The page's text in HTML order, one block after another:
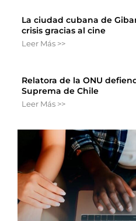
La ciudad cubana de
crisis gracias al cine
Leer Más >>
Relatora de la ONU
Suprema de Chile
Leer Más >>